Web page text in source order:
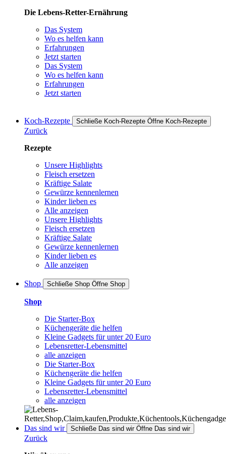
Die Lebens-Retter-Ernährung
Das System
Wo es helfen kann
Erfahrungen
Jetzt starten
Das System
Wo es helfen kann
Erfahrungen
Jetzt starten
Koch-Rezepte Schließe Koch-Rezepte Öffne Koch-Rezepte
Zurück
Rezepte
Unsere Highlights
Fleisch ersetzen
Kräftige Salate
Gewürze kennenlernen
Kinder lieben es
Alle anzeigen
Unsere Highlights
Fleisch ersetzen
Kräftige Salate
Gewürze kennenlernen
Kinder lieben es
Alle anzeigen
Shop Schließe Shop Öffne Shop
Shop
Die Starter-Box
Küchengeräte die helfen
Kleine Gadgets für unter 20 Euro
Lebensretter-Lebensmittel
alle anzeigen
Die Starter-Box
Küchengeräte die helfen
Kleine Gadgets für unter 20 Euro
Lebensretter-Lebensmittel
alle anzeigen
Das sind wir Schließe Das sind wir Öffne Das sind wir
Zurück